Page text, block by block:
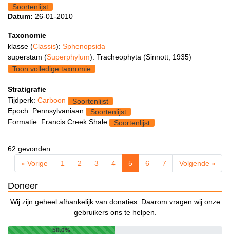
Soortenlijst
Datum: 26-01-2010
Taxonomie
klasse (Classis): Sphenopsida
superstam (Superphylum): Tracheophyta (Sinnott, 1935)
Toon volledige taxnomie
Stratigrafie
Tijdperk: Carboon
Soortenlijst
Epoch: Pennsylvaniaan
Soortenlijst
Formatie: Francis Creek Shale
Soortenlijst
62 gevonden.
« Vorige
1 2 3 4 5 6 7 Volgende »
Doneer
Wij zijn geheel afhankelijk van donaties. Daarom vragen wij onze
gebruikers ons te helpen.
50.0%